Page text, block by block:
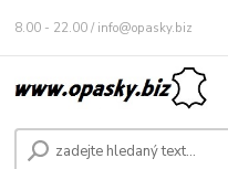
8.00 - 22.00 / info@opasky.biz